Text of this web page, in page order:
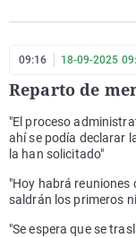
09:16 18-09-2025
Reparto de
"El proceso
ahí se podía declarar
la han solicitado"
"Hoy habrá reuniones
saldrán los primeros
"Se espera que se